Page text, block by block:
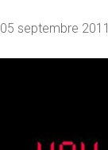
05 septembre 2011